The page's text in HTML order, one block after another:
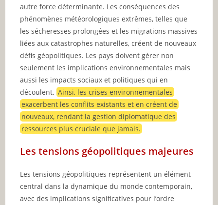
autre force déterminante. Les conséquences des
phénomènes météorologiques extrêmes, telles que
les sécheresses prolongées et les migrations massives
liées aux catastrophes naturelles, créent de nouveaux
défis géopolitiques. Les pays doivent gérer non
seulement les implications environnementales mais
aussi les impacts sociaux et politiques qui en
découlent.Ainsi, les crises environnementales
exacerbent les conflits existants et en créent de
nouveaux, rendant la gestion diplomatique des
ressources plus cruciale que jamais.
Les tensions géopolitiques majeures
Les tensions géopolitiques représentent un élément
central dans la dynamique du monde contemporain,
avec des implications significatives pour l’ordre